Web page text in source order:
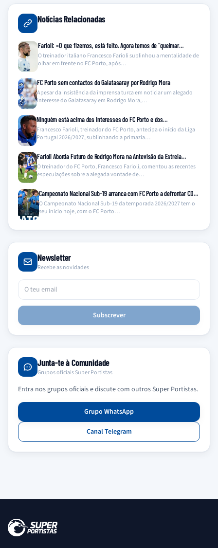
Notícias Relacionadas
Farioli: «O que fizemos, está feito. Agora temos de “queimar…
O treinador italiano Francesco Farioli sublinhou a mentalidade de
olhar em frente no FC Porto, após…
FC Porto sem contactos do Galatasaray por Rodrigo Mora
Apesar da insistência da imprensa turca em noticiar um alegado
interesse do Galatasaray em Rodrigo Mora,…
Ninguém está acima dos interesses do FC Porto e dos…
Francesco Farioli, treinador do FC Porto, antecipa o início da Liga
Portugal 2026/2027, sublinhando a primazia…
Farioli Aborda Futuro de Rodrigo Mora na Antevisão da Estreia…
O treinador do FC Porto, Francesco Farioli, comentou as recentes
especulações sobre a alegada vontade de…
Campeonato Nacional Sub-19 arranca com FC Porto a defrontar CD…
O Campeonato Nacional Sub-19 da temporada 2026/2027 tem o
seu início hoje, com o FC Porto…
Newsletter
Recebe as novidades
Subscrever
Junta-te à Comunidade
Grupos oficiais Super Portistas
Entra nos grupos oficiais e discute com outros Super Portistas.
Grupo WhatsApp
Canal Telegram